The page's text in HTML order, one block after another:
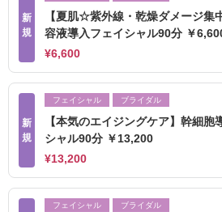
新
規
【夏肌☆紫外線・乾燥ダメージ集
容液導入フェイシャル90分 ￥
¥6,600
新
規
フェイシャル ブライダル
【本気のエイジングケア】幹細胞
シャル90分 ￥13,200
¥13,200
フェイシャル ブライダル